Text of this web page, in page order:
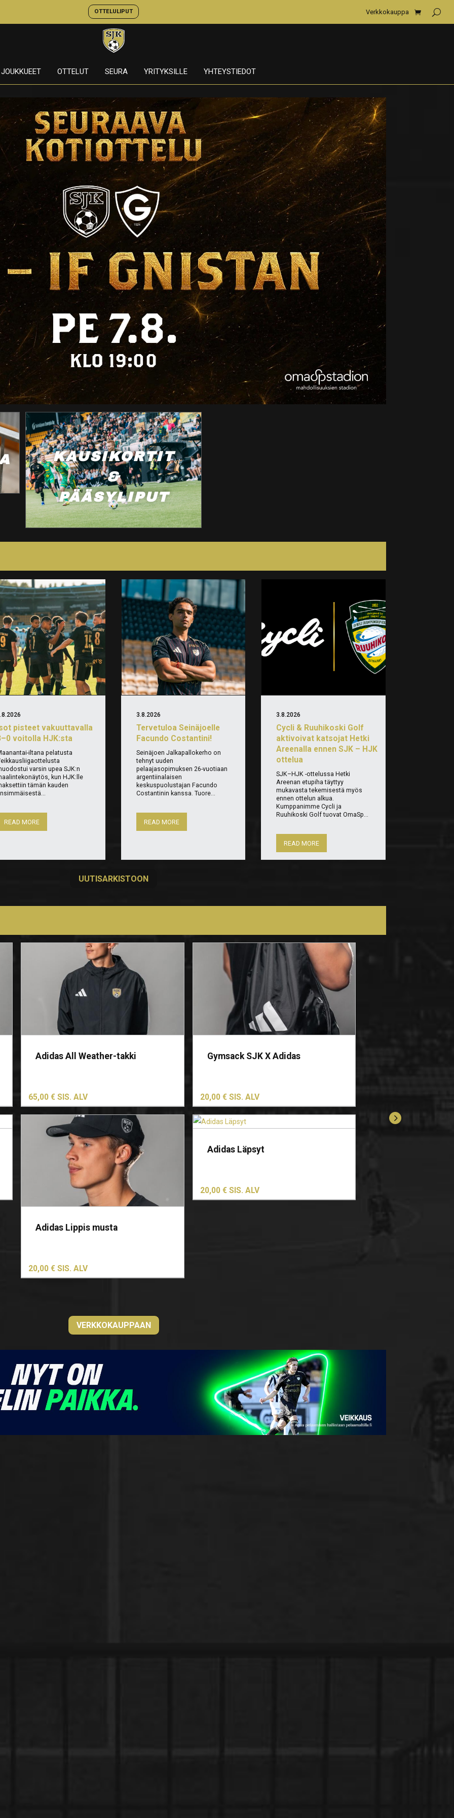
OTTELULIPUT Verkkokauppa
JOUKKUEET OTTELUT SEURA YRITYKSILLE YHTEYSTIEDOT
KAUSIKORTIT
&
PÄÄSYLIPUT
pisteet vakuuttavalla
voitolla HJK:sta
iltana pelatusta
varsin upea SJK:n
kun HJK:lle
tämän kauden
READ MORE
Tervetuloa Seinäjoelle
Facundo Costantini!
3.8.2026
Seinäjoen Jalkapallokerho on
tehnyt uuden
pelaajasopimuksen 26-vuotiaan
argentiinalaisen
keskuspuolustajan Facundo
Costantinin kanssa. Tuore...
READ MORE
Cycli & Ruuhikoski Golf
aktivoivat katsojat Hetki
Areenalla ennen SJK – HJK
ottelua
3.8.2026
SJK–HJK -ottelussa Hetki
Areenan etupiha täyttyy
mukavasta tekemisestä myös
ennen ottelun alkua.
Kumppanimme Cycli ja
Ruuhikoski Golf tuovat OmaSp...
READ MORE
UUTISARKISTOON
tuotteella
useampi
tehdä
valinnat
tuotteen
Adidas All Weather-takki
65,00€ SIS. ALV
Gymsack SJK X Adidas
20,00 € SIS. ALV
Adidas Lippis musta
20,00€ SIS. ALV
Tällä
tuotteella
useampi
tehdä
Adidas Läpsyt
20,00 € SIS. ALV
VERKKOKAUPPAAN